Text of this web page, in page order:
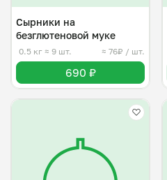
Сырники на
безглютеновой муке
0.5 кг ≈ 9 шт. ≈ 76₽ / шт.
690 ₽